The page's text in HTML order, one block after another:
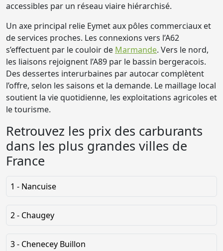
accessibles par un réseau viaire hiérarchisé.
Un axe principal relie Eymet aux pôles commerciaux et
de services proches. Les connexions vers l’A62
s’effectuent par le couloir de Marmande. Vers le nord,
les liaisons rejoignent l’A89 par le bassin bergeracois.
Des dessertes interurbaines par autocar complètent
l’offre, selon les saisons et la demande. Le maillage local
soutient la vie quotidienne, les exploitations agricoles et
le tourisme.
Retrouvez les prix des carburants
dans les plus grandes villes de
France
1 - Nancuise
2 - Chaugey
3 - Chenecey Buillon